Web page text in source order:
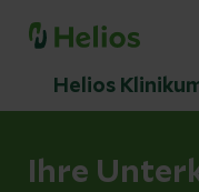
Helios
Ihre